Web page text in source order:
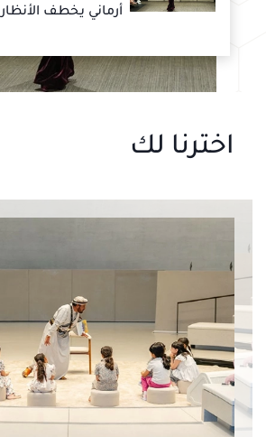
أرماني يخطف الأنظار
اخترنا لك